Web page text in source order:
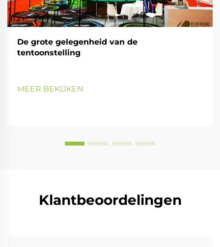
De grote gelegenheid van de
tentoonstelling
MEER BEKIJKEN
Klantbeoordelingen